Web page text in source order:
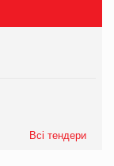
Всі тендери